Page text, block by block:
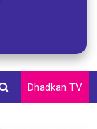
Dhadkan TV